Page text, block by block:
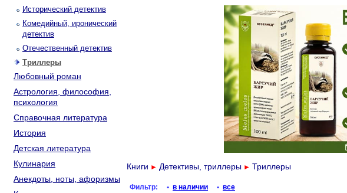
Исторический детектив
Комедийный, иронический
детектив
Отечественный детектив
Триллеры
Любовный роман
Астрология, философия,
психология
Справочная литература
История
Детская литература
Кулинария
Анекдоты, ноты, афоризмы
Книги ► Детективы, триллеры ► Триллеры
Фильтр: • в наличии • все